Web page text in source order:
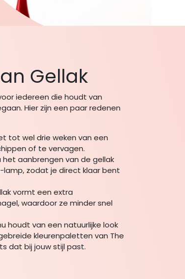
Gellak
iedereen die houdt van
Hier zijn een paar redenen
tot wel drie weken van een
of te vervagen.
het aanbrengen van de gellak
lamp, zodat je direct klaar bent
vormt een extra
waardoor ze minder snel
houdt van een natuurlijke look
kleurenpaletten van The
dat bij jouw stijl past.